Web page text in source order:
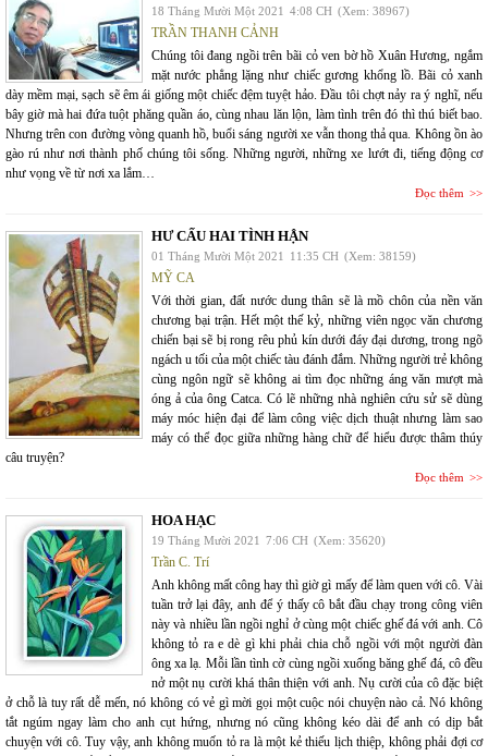
18 Tháng Mười Một 2021 4:08 CH (Xem: 38967)
TRẦN THANH CẢNH
Chúng tôi đang ngồi trên bãi cỏ ven bờ hồ Xuân Hương, ngắm
mặt nước phẳng lặng như chiếc gương khổng lồ. Bãi cỏ xanh
dày mềm mại, sạch sẽ êm ái giống một chiếc đệm tuyệt hảo. Đầu tôi chợt nảy ra ý nghĩ, nếu
bây giờ mà hai đứa tuột phăng quần áo, cùng nhau lăn lộn, làm tình trên đó thì thú biết bao.
Nhưng trên con đường vòng quanh hồ, buổi sáng người xe vẫn thong thả qua. Không ồn ào
gào rú như nơi thành phố chúng tôi sống. Những người, những xe lướt đi, tiếng động cơ
như vọng về từ nơi xa lắm…
Đọc thêm
HƯ CẤU HAI TÌNH HẬN
01 Tháng Mười Một 2021 11:35 CH (Xem: 38159)
MỸ CA
Với thời gian, đất nước dung thân sẽ là mồ chôn của nền văn
chương bại trận. Hết một thế kỷ, những viên ngọc văn chương
chiến bại sẽ bị rong rêu phủ kín dưới đáy đại dương, trong ngõ
ngách u tối của một chiếc tàu đánh đắm. Những người trẻ không
cùng ngôn ngữ sẽ không ai tìm đọc những áng văn mượt mà
óng ả của ông Catca. Có lẽ những nhà nghiên cứu sử sẽ dùng
máy móc hiện đại để làm công việc dịch thuật nhưng làm sao
máy có thể đọc giữa những hàng chữ để hiểu được thâm thúy
câu truyện?
Đọc thêm
HOA HẠC
19 Tháng Mười 2021 7:06 CH (Xem: 35620)
Trần C. Trí
Anh không mất công hay thì giờ gì mấy để làm quen với cô. Vài
tuần trở lại đây, anh để ý thấy cô bắt đầu chạy trong công viên
này và nhiều lần ngồi nghỉ ở cùng một chiếc ghế đá với anh. Cô
không tỏ ra e dè gì khi phải chia chỗ ngồi với một người đàn
ông xa lạ. Mỗi lần tình cờ cùng ngồi xuống băng ghế đá, cô đều
nở một nụ cười khá thân thiện với anh. Nụ cười của cô đặc biệt
ở chỗ là tuy rất dễ mến, nó không có vẻ gì mời gọi một cuộc nói chuyện nào cả. Nó không
tắt ngúm ngay làm cho anh cụt hứng, nhưng nó cũng không kéo dài để anh có dịp bắt
chuyện với cô. Tuy vậy, anh không muốn tỏ ra là một kẻ thiếu lịch thiệp, không phải đợi cơ